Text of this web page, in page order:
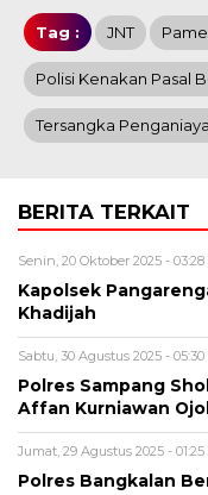
Tag : JNT
Polisi Kenakan Pasal
Tersangka
BERITA TERKAIT
Senin, 20 Oktober 2025 -
Kapolsek
Khadijah
Sabtu, 30 Agustus 2025 -
Polres Sampang
Affan Kurniawan Ojol
Jumat, 29 Agustus 2025 -
Polres Bangkalan